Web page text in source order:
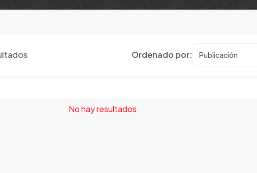
Ordenado por:
No hay resultados